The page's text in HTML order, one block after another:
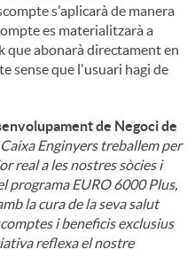
s'aplicarà de manera
es materialitzarà a
que abonarà directament en
sense que l'usuari hagi de
de Negoci de
Enginyers treballem per
real a les nostres sòcies i
programa EURO 6000 Plus,
la cura de la seva salut
i beneficis exclusius
reflexa el nostre